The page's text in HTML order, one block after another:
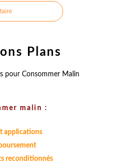
Plans
malin :
applications
reconditionnés